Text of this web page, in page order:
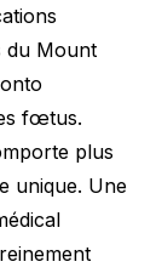
du Mount
fœtus.
plus
unique. Une